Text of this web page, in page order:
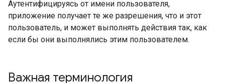
Аутентифицируясь от имени пользователя,
приложение получает те же разрешения, что и этот
пользователь, и может выполнять действия так, как
если бы они выполнялись этим пользователем.
Важная терминология